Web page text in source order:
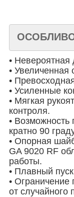
• Невероятная
• Увеличенная
•
• Усиленные
• Мягкая
контроля.
• Возможность
кратно 90
• Опорная
GA 9020 RF
работы.
• Плавный
• Ограничение
от случайного